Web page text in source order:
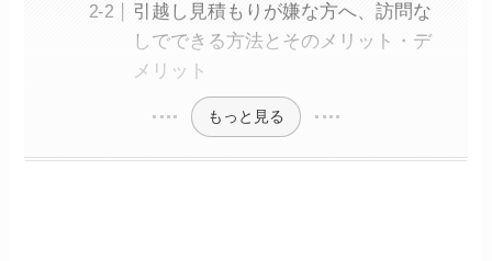
引越し見積もりが嫌な方へ、訪問な
しでできる方法とそのメリット・デ
メリット
もっと見る